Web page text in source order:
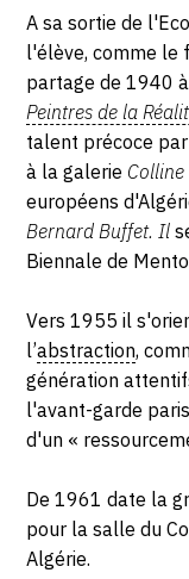
A sa sortie de
l'élève, comme le
partage de 1940
Peintres de la
talent précoce
à la galerie
européens
Bernard Buffet. Il
Biennale de
Vers 1955 il
l’abstraction,
génération
l'avant-garde
d'un «
De 1961 date la
pour la salle du
Algérie.